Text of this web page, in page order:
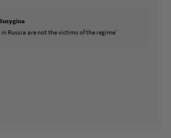
Russia are not the victims of the regime’